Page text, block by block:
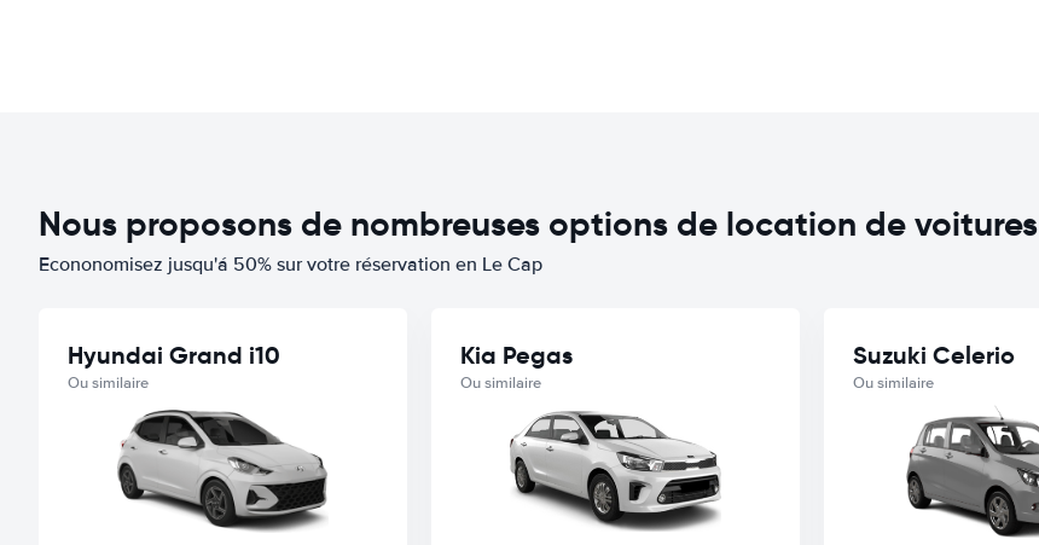
Nous proposons de nombreuses options de location de voitures
Econonomisez jusqu'á 50% sur votre réservation en Le Cap
Hyundai Grand i10
Ou similaire
Kia Pegas
Ou similaire
Suzuki Celerio
Ou similaire